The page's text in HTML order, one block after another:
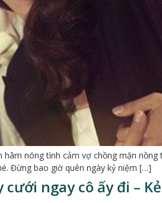
nóng tình cảm vợ chồng mặn
Đừng bao giờ quên ngày kỷ niệm […]
ngay cô ấy đi –